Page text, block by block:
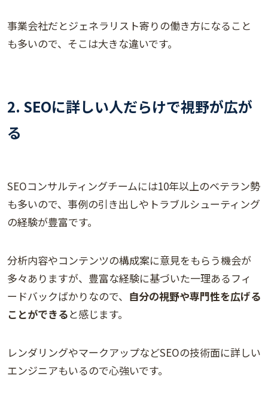
事業会社だとジェネラリスト寄りの働き方になること
も多いので、そこは大きな違いです。
2. SEOに詳しい人だらけで視野が広が
る
SEOコンサルティングチームには10年以上のベテラン勢
も多いので、事例の引き出しやトラブルシューティング
の経験が豊富です。
分析内容やコンテンツの構成案に意見をもらう機会が
多々ありますが、豊富な経験に基づいた一理あるフィ
ードバックばかりなので、 自分の視野や専門性を広げる
ことができると感じます。
レンダリングやマークアップなどSEOの技術面に詳しい
エンジニアもいるので心強いです。